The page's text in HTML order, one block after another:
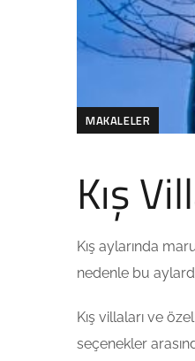
MAKALELER
Kış
Kış aylarında
nedenle bu
Kış villaları ve
seçenekler